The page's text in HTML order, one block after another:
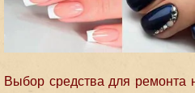
Выбор средства для ремонта